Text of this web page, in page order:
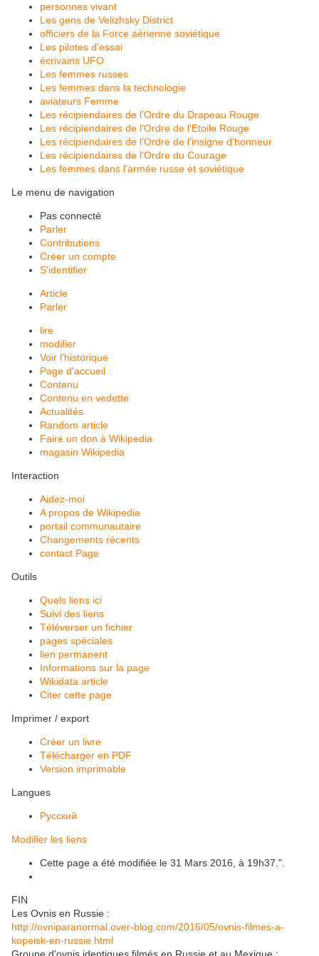
personnes vivant
Les gens de Velizhsky District
officiers de la Force aérienne soviétique
Les pilotes d'essai
écrivains UFO
Les femmes russes
Les femmes dans la technologie
aviateurs Femme
Les récipiendaires de l'Ordre du Drapeau Rouge
Les récipiendaires de l'Ordre de l'Etoile Rouge
Les récipiendaires de l'Ordre de l'insigne d'honneur
Les récipiendaires de l'Ordre du Courage
Les femmes dans l'armée russe et soviétique
Le menu de navigation
Pas connecté
Parler
Contributions
Créer un compte
S'identifier
Article
Parler
lire
modifier
Voir l'historique
Page d'accueil
Contenu
Contenu en vedette
Actualités
Random article
Faire un don à Wikipedia
magasin Wikipedia
Interaction
Aidez-moi
A propos de Wikipedia
portail communautaire
Changements récents
contact Page
Outils
Quels liens ici
Suivi des liens
Téléverser un fichier
pages spéciales
lien permanent
Informations sur la page
Wikidata article
Citer cette page
Imprimer / export
Créer un livre
Télécharger en PDF
Version imprimable
Langues
Русский
Modifier les liens
Cette page a été modifiée le 31 Mars 2016, à 19h37.".
FIN
Les Ovnis en Russie :
http://ovniparanormal.over-blog.com/2016/05/ovnis-filmes-a-
kopeisk-en-russie.html